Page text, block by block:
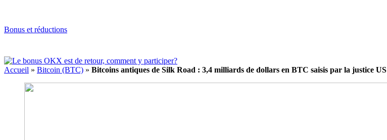
Bonus et réductions
Accueil » Bitcoin (BTC) » Bitcoins antiques de Silk Road : 3,4 milliards de dollars en BTC saisis par la justice US